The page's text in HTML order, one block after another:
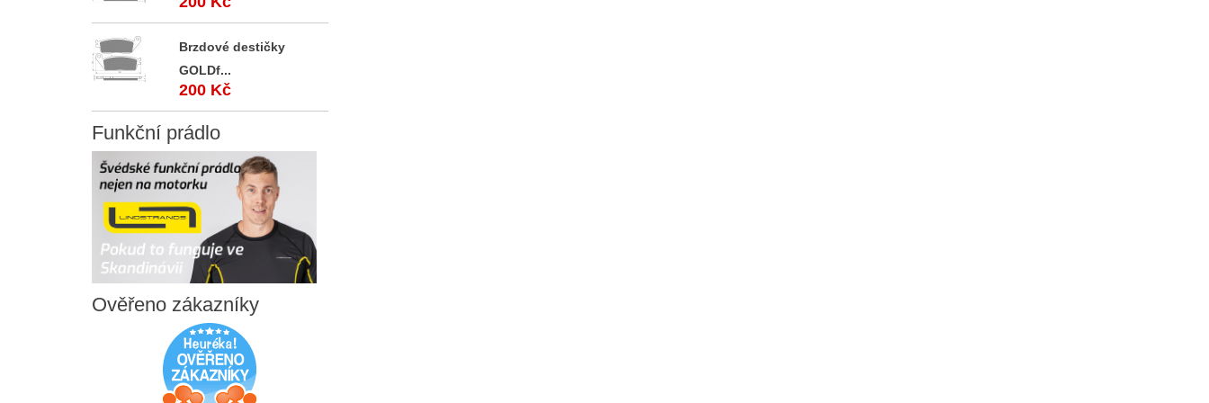
Brzdové destičky
GOLDf...
200 Kč
Funkční prádlo
Ověřeno zákazníky